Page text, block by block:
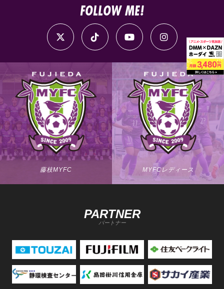
FOLLOW ME!
藤枝MYFC MYFCレディース
PARTNER
パートナー